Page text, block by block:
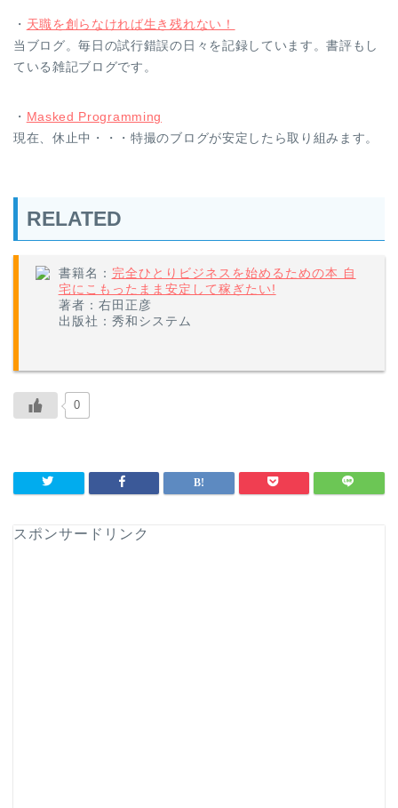
・ 天職を創らなければ生き残れない！
当ブログ。毎日の試行錯誤の日々を記録しています。書評もし
ている雑記ブログです。
・ Masked Programming
現在、休止中・・・特撮のブログが安定したら取り組みます。
RELATED
書籍名： 完全ひとりビジネスを始めるための本 自
宅にこもったまま安定して稼ぎたい!
著者：右田正彦
出版社：秀和システム
0
スポンサードリンク